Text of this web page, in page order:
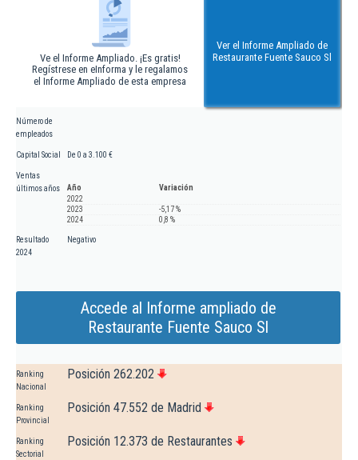
Ve el Informe Ampliado. ¡Es gratis!
Regístrese en eInforma y le regalamos
el Informe Ampliado de esta empresa
Ver el Informe Ampliado de
Restaurante Fuente Sauco Sl
Número de
empleados
Capital Social De 0 a 3.100 €
Ventas
últimos años
Año
Variación
2022
2023
-5,17 %
2024
0,8 %
Resultado
2024
Negativo
Accede al Informe ampliado de
Restaurante Fuente Sauco Sl
Ranking
Nacional
Posición 262.202
Ranking
Provincial
Posición 47.552 de Madrid
Ranking
Sectorial
Posición 12.373 de Restaurantes